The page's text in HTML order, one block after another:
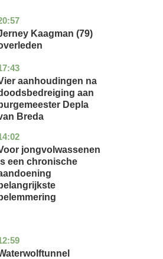
noord-
glossy
Kaagman (79)
noord-
brabant
nieuws
aanhoudingen na
aan
burgemeester Depla
Breda
utrecht
gezondheid
jongvolwassenen
een chronische
belangrijkste
belemmering
noord-
holland
nieuws